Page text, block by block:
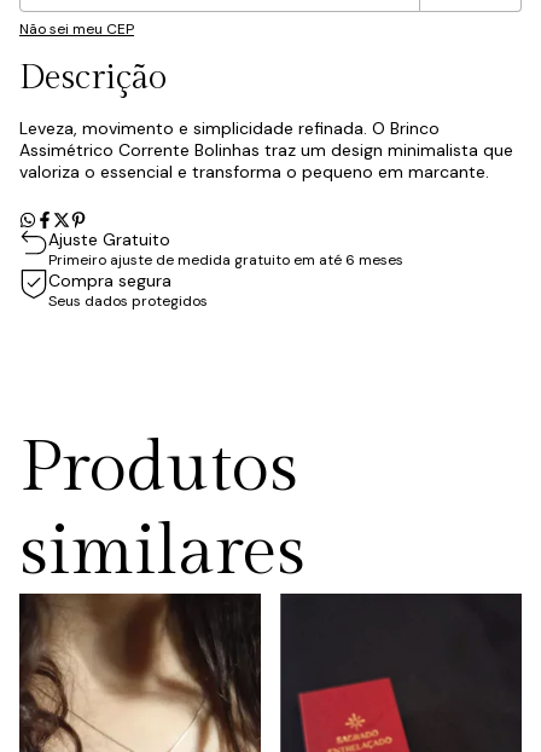
Não sei meu CEP
Descrição
Leveza, movimento e simplicidade refinada. O Brinco
Assimétrico Corrente Bolinhas traz um design minimalista que
valoriza o essencial e transforma o pequeno em marcante.
Ajuste Gratuito
Primeiro ajuste de medida gratuito em até 6 meses
Compra segura
Seus dados protegidos
Produtos
similares